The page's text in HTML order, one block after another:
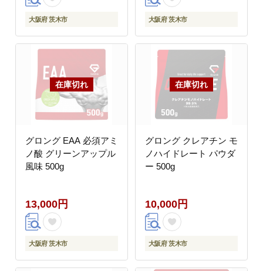
大阪府 茨木市 大阪府 茨木市
グロング EAA 必須アミ
ノ酸 グリーンアップル
風味 500g
13,000円
大阪府 茨木市
グロング クレアチン モ
ノハイドレート パウダ
ー 500g
10,000円
大阪府 茨木市